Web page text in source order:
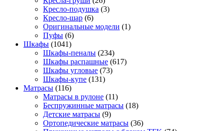
Кресло-подушка (3)
Кресло-шар (6)
Оригинальные модели (1)
Пуфы (6)
Шкафы (1041)
Шкафы-пеналы (234)
Шкафы распашные (617)
Шкафы угловые (73)
Шкафы-купе (131)
Матрасы (116)
Матрасы в рулоне (11)
Беспружинные матрасы (18)
Детские матрасы (9)
Ортопедические матрасы (36)